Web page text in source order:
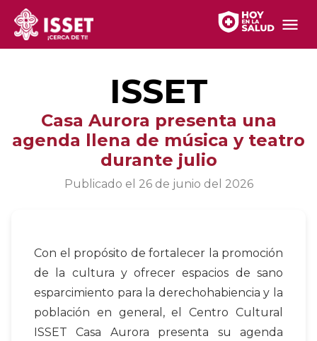
ISSET
Casa Aurora presenta una
agenda llena de música y teatro
durante julio
Publicado el 26 de junio del 2026
Con el propósito de fortalecer la promoción
de la cultura y ofrecer espacios de sano
esparcimiento para la derechohabiencia y la
población en general, el Centro Cultural
ISSET Casa Aurora presenta su agenda